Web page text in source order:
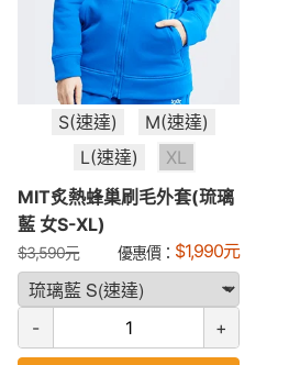
S(速達)
M(速達)
L(速達)
XL
MIT炙熱蜂巢刷毛外套(琉璃
藍 女S-XL)
$3,590元 優惠價： $1,990元
- +